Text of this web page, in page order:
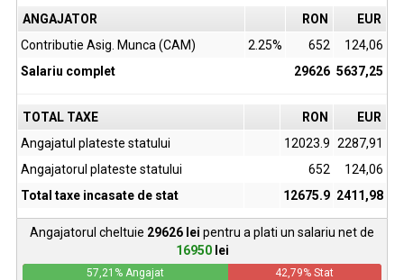
ANGAJATOR RON
EUR
Contributie Asig. Munca (CAM)
2.25% 652
124,06
Salariu complet
29626 5637,25
TOTAL TAXE RON
EUR
Angajatul plateste statului
12023.9 2287,91
Angajatorul plateste statului
652
124,06
Total taxe incasate de stat
12675.9 2411,98
Angajatorul cheltuie 29626 lei pentru a plati un salariu net de
16950 lei
57,21 % Angajat 42,79% Stat